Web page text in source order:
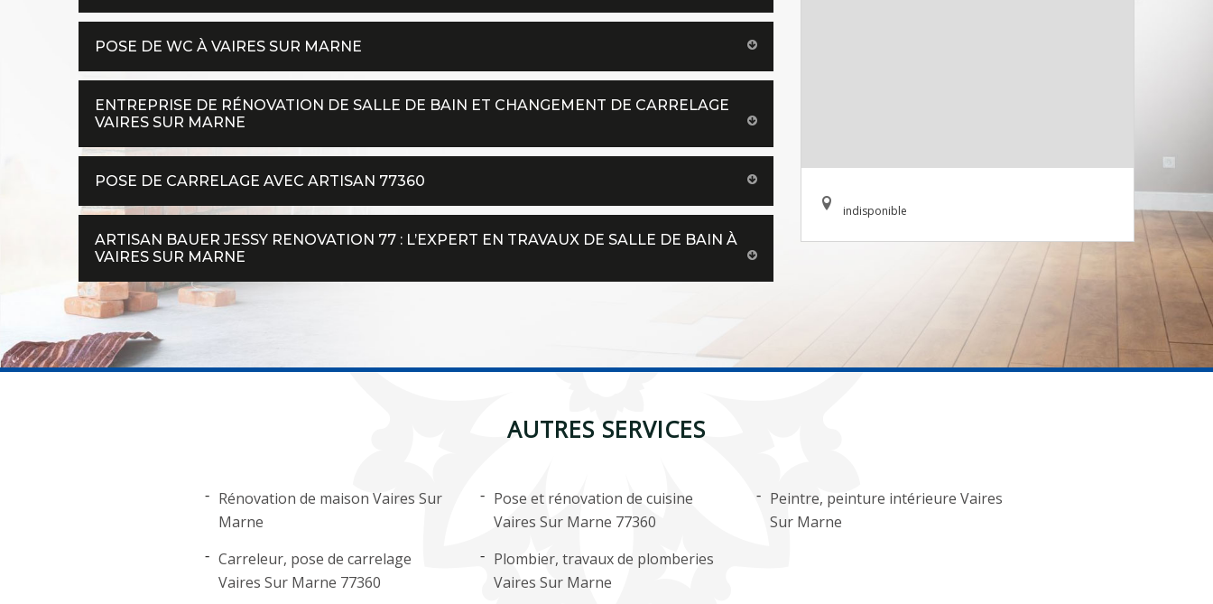
POSE DE WC À VAIRES SUR MARNE
ENTREPRISE DE RÉNOVATION DE SALLE DE BAIN ET CHANGEMENT DE CARRELAGE
VAIRES SUR MARNE
POSE DE CARRELAGE AVEC ARTISAN 77360
ARTISAN BAUER JESSY RENOVATION 77 : L’EXPERT EN TRAVAUX DE SALLE DE BAIN À
VAIRES SUR MARNE
indisponible
AUTRES SERVICES
Rénovation de maison Vaires Sur
Marne
Carreleur, pose de carrelage
Vaires Sur Marne 77360
Pose et rénovation de cuisine
Vaires Sur Marne 77360
Plombier, travaux de plomberies
Vaires Sur Marne
Peintre, peinture intérieure Vaires
Sur Marne